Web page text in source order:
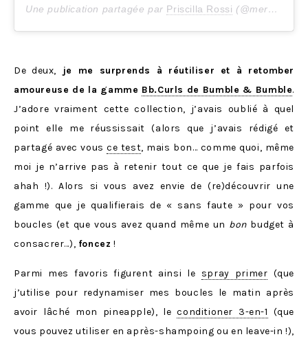
Une publication partagée par Priscilla Rossi (@mercredie) le
De deux, je me surprends à réutiliser et à retomber
amoureuse de la gamme Bb.Curls de Bumble & Bumble.
J’adore vraiment cette collection, j’avais oublié à quel
point elle me réussissait (alors que j’avais rédigé et
partagé avec vousce test, mais bon… comme quoi, même
moi je n’arrive pas à retenir tout ce que je fais parfois
ahah !). Alors si vous avez envie de (re)découvrir une
gamme que je qualifierais de « sans faute » pour vos
boucles (et que vous avez quand même un bon budget à
consacrer…), foncez !
Parmi mes favoris figurent ainsi le spray primer (que
j’utilise pour redynamiser mes boucles le matin après
avoir lâché mon pineapple), leconditioner 3-en-1 (que
vous pouvez utiliser en après-shampoing ou en leave-in !),